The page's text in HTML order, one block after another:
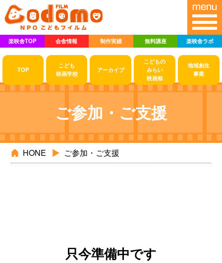
楽映舎TOP 会舎情報 制作実績 無料講座 楽映舎ラボ
TOP
こども
映画学校
アーカイブ
こどもの
みらい
映画祭
地域創生
事業
ご参加・ご支援
HONE ご参加・ご支援
只今準備中です